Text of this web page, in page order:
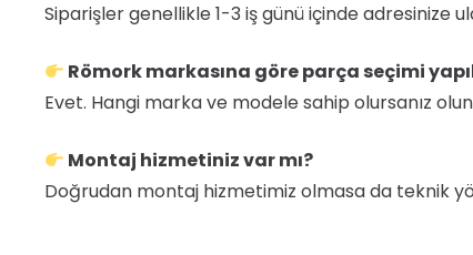
Siparişler genellikle 1-3 iş günü içinde adresinize
Römork markasına göre parça seçimi
Evet. Hangi marka ve modele sahip olursanız
Montaj hizmetiniz var mı?
Doğrudan montaj hizmetimiz olmasa da teknik